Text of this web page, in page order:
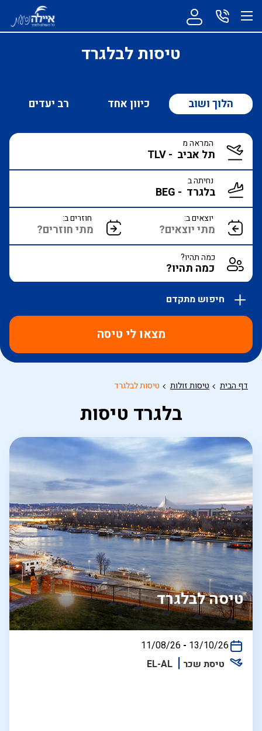
טיסות לבלגרד
הלוך ושוב כיוון אחד רב יעדים
המראה מ
נחיתה ב
יוצאים ב: חוזרים ב:
כמה תהיו?
מצאו לי טיסה
אפשרויות
מוצגות
הכפתור
דף הבית טיסות זולות טיסות לבלגרד
בלגרד טיסות
טיסה לבלגרד
בין
התאריכים,
11/08/26 - 13/10/26
טיסת שכר
EL-AL